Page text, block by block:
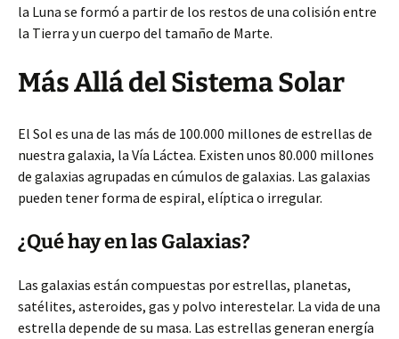
la Luna se formó a partir de los restos de una colisión entre
la Tierra y un cuerpo del tamaño de Marte.
Más Allá del Sistema Solar
El Sol es una de las más de 100.000 millones de estrellas de
nuestra galaxia, la Vía Láctea. Existen unos 80.000 millones
de galaxias agrupadas en cúmulos de galaxias. Las galaxias
pueden tener forma de espiral, elíptica o irregular.
¿Qué hay en las Galaxias?
Las galaxias están compuestas por estrellas, planetas,
satélites, asteroides, gas y polvo interestelar. La vida de una
estrella depende de su masa. Las estrellas generan energía